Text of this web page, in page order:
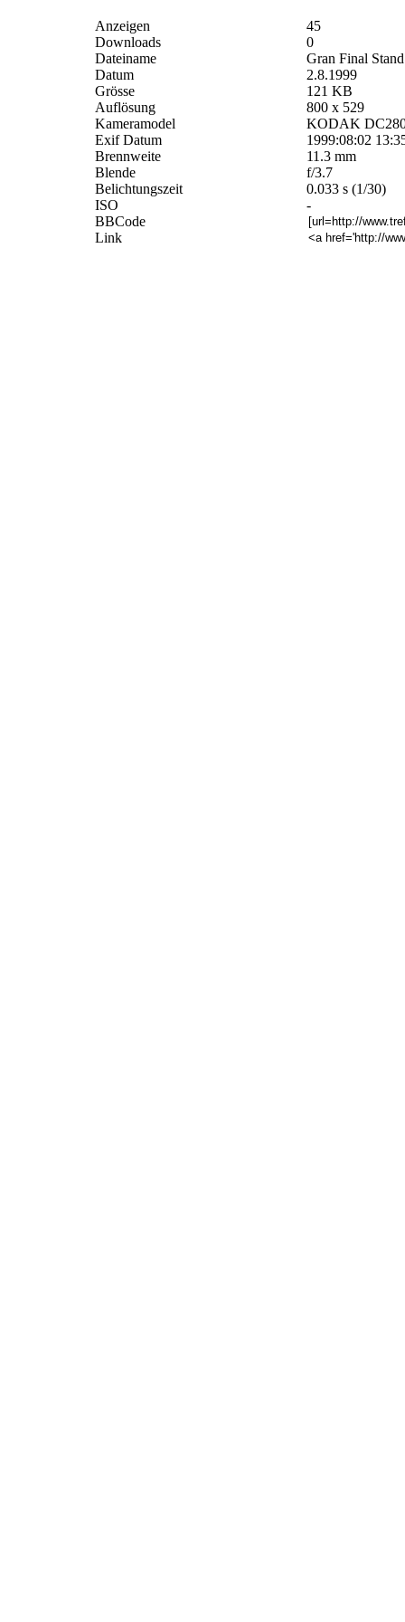
Anzeigen
45
Downloads
0
Dateiname
Gran Final
Datum
2.8.1999
Grösse
121 KB
Auflösung
800 x 529
Kameramodel
KODAK
Exif Datum
1999:08:02
Brennweite
11.3 mm
Blende
f/3.7
Belichtungszeit
0.033 s (1/30)
ISO
-
BBCode
Link